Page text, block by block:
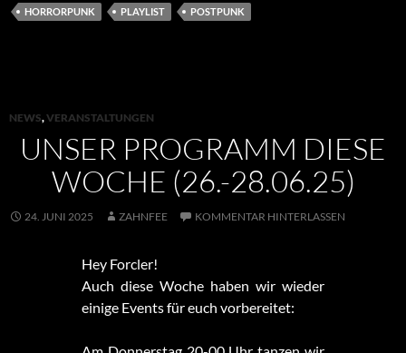
HORRORPUNK
PLAYLIST POSTPUNK
NEWS,VERANSTALTUNGEN
UNSER PROGRAMM DIESE
WOCHE (26.-28.06.25)
24. JUNI 2025 ZAHNFEE KOMMENTAR HINTERLASSEN
Hey Forcler!
Auch diese Woche haben wir wieder
einige Events für euch vorbereitet: